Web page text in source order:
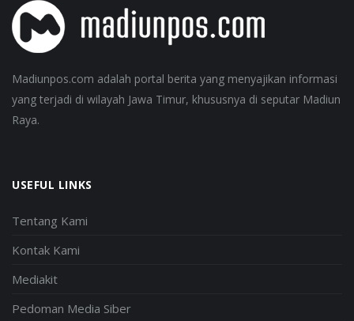
Madiunpos.com adalah portal berita yang menyajikan informasi
yang terjadi di wilayah Jawa Timur, khususnya di seputar Madiun
Raya.
USEFUL LINKS
Tentang Kami
Kontak Kami
Mediakit
Pedoman Media Siber